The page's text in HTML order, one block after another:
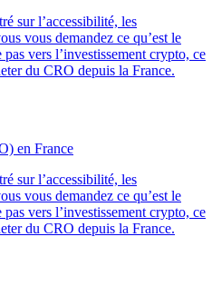
sur l’accessibilité, les
vous demandez ce qu’est le
vers l’investissement crypto, ce
du CRO depuis la France.
en France
sur l’accessibilité, les
vous demandez ce qu’est le
vers l’investissement crypto, ce
du CRO depuis la France.